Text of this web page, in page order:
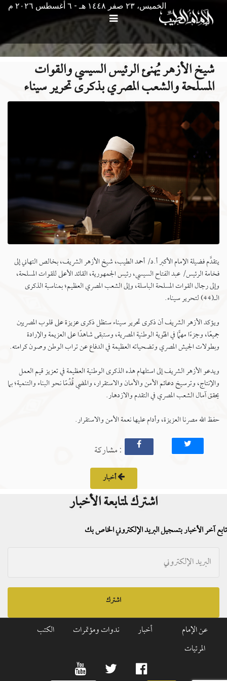
الخميس، ٢٣ صفر ١٤٤٨ هـ - ٦ أغسطس ۲۰۲٦ م
شيخ الأزهر يُهنئ الرئيس السيسي والقوات
المسلحة والشعب المصري بذكرى تحرير سيناء
يتقدَّم فضيلة الإمام الأكبر أ.د/ أحمد الطيب، شيخ الأزهر الشريف، بخالص التهاني إلى
فخامة الرئيس/ عبد الفتاح السيسي، رئيس الجمهورية، القائد الأعلى للقوات المسلحة،
وإلى رجال القوات المسلحة الباسلة، وإلى الشعب المصري العظيم؛ بمناسبة الذكرى
الـ(44) لتحرير سيناء.
ويؤكد الأزهر الشريف أن ذكرى تحرير سيناء ستظل ذكرى عزيزة على قلوب المصريين
جميعًا، وجزءًا مهمًّا في الهُوية الوطنية المصرية، وستبقى شاهدًا على العزيمة والإرادة
وبطولات الجيش المصري وتضحياته العظيمة في الدفاع عن تراب الوطن وصون كرامته.
ويدعو الأزهر الشريف إلى استلهام هذه الذكرى الوطنية العظيمة في تعزيز قيم العمل
والإنتاج، وترسيخ دعائم الأمن والأمان والاستقرار، والمضي قُدُمًا نحو البناء والتنمية؛ بما
يحقق آمال الشعب المصري في التقدم والازدهار.
حفظ الله مصرنا العزيزة، وأدام عليها نعمة الأمن والاستقرار.
: مشاركة
أخبار
اشترك لمتابعة الأخبار
تابع آخر الأخبار بتسجيل البريد الإلكتروني الخاص بك
اشترك
عن الإمام أخبار ندوات ومؤتمرات
الكتب
المرئيات